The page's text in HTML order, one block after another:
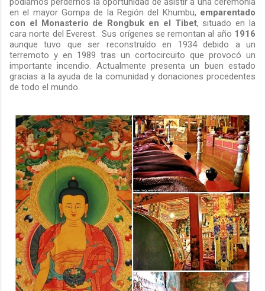
en el mayor Gompa de la Región del Khumbu, emparentado
con el Monasterio de Rongbuk en el Tibet, situado en la
cara norte del Everest. Sus orígenes se remontan al año 1916
aunque tuvo que ser reconstruído en 1934 debido a un
terremoto y en 1989 tras un cortocircuito que provocó un
importante incendio. Actualmente presenta un buen estado
gracias a la ayuda de la comunidad y donaciones procedentes
de todo el mundo.